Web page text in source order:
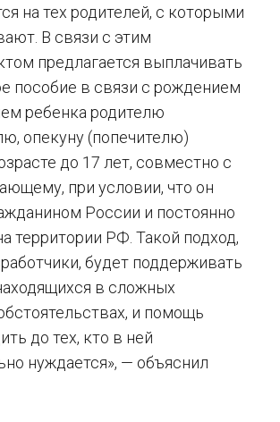
на тех родителей, с которыми
В связи с этим
предлагается выплачивать
пособие в связи с рождением
ребенка родителю
опекуну (попечителю)
до 17 лет, совместно с
при условии, что он
России и постоянно
территории РФ. Такой подход,
будет поддерживать
в сложных
и помощь
до тех, кто в ней
нуждается», — объяснил